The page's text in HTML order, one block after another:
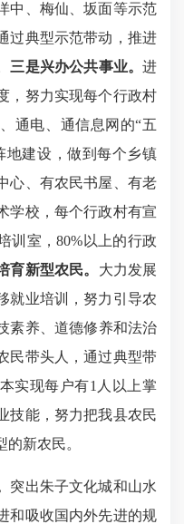
中、梅仙、坂面等示范
过典型示范带动，推进
三是兴办公共事业。进
，努力实现每个行政村
通电、通信息网的“五
地建设，做到每个乡镇
心、有农民书屋、有老
学校，每个行政村有宣
训室 ，80%以上的行政
育新型农民。 大力发展
就业培训，努力引导农
素养、道德修养和法治
民带头人，通过典型带
实现每户有1人以上掌
技能，努力把我县农民
的新农民。
突出朱子文化城和山水
和吸收国内外先进的规